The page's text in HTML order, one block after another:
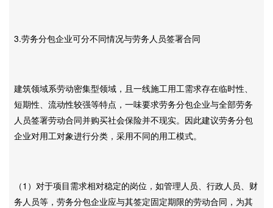
3.劳务分包企业可分不同情况与劳务人员签署合同
建筑领域系劳动密集型领域，且一线施工用工需求存在临时性、
短期性、流动性较强等特点，一味要求劳务分包企业与全部劳务
人员签署劳动合同并购买社会保险并不现实。因此建议劳务分包
企业对用工对象进行分类，采用不同的用工模式。
（1）对于项目需求相对稳定的岗位，如管理人员、行政人员、财
务人员等，劳务分包企业应与其签定固定期限的劳动合同，为其